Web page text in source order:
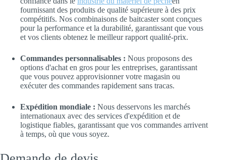
fournissant des produits de qualité supérieure à des prix
compétitifs. Nos combinaisons de baitcaster sont conçues
pour la performance et la durabilité, garantissant que vous
et vos clients obtenez le meilleur rapport qualité-prix.
Commandes personnalisables : Nous proposons des
options d'achat en gros pour les entreprises, garantissant
que vous pouvez approvisionner votre magasin ou
exécuter des commandes rapidement sans tracas.
Expédition mondiale : Nous desservons les marchés
internationaux avec des services d'expédition et de
logistique fiables, garantissant que vos commandes arrivent
à temps, où que vous soyez.